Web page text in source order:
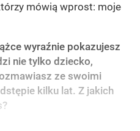
mówią wprost: moje
wyraźnie pokazujesz
nie tylko dziecko,
ze swoimi
kilku lat. Z jakich